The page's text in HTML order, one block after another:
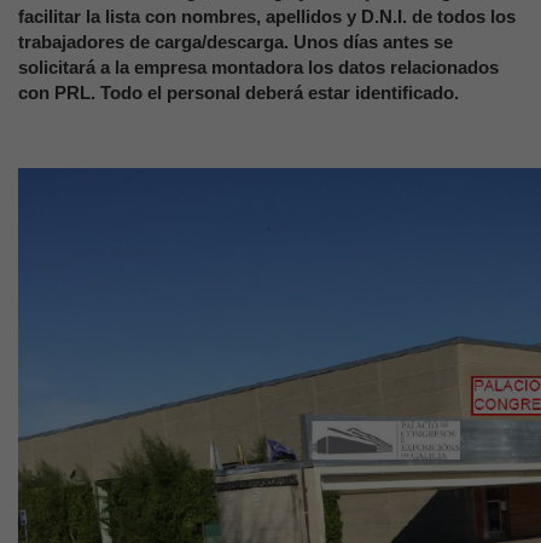
facilitar la lista con nombres, apellidos y D.N.I. de todos los
trabajadores de carga/descarga. Unos días antes se
solicitará a la empresa montadora los datos relacionados
con PRL. Todo el personal deberá estar identificado.